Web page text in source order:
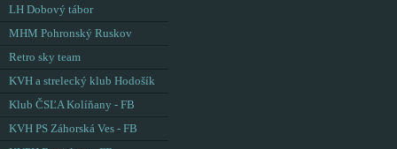
LH Dobový tábor
MHM Pohronský Ruskov
Retro sky team
KVH a strelecký klub Hodošík
Klub ČSĽA Kolíňany - FB
KVH PS Záhorská Ves - FB